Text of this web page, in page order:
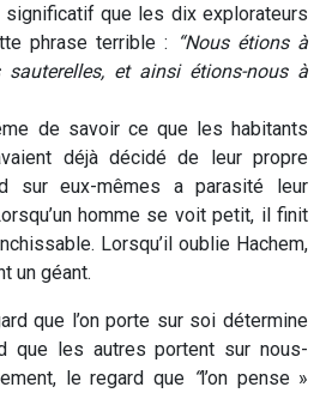
que les dix explorateurs
phrase terrible :
“Nous étions à
et ainsi étions-nous à
de savoir ce que les habitants
déjà décidé de leur propre
sur eux-mêmes a parasité leur
homme se voit petit, il finit
Lorsqu’il oublie Hachem,
un géant.
que l’on porte sur soi détermine
que les autres portent sur nous-
le regard que “l’on pense »